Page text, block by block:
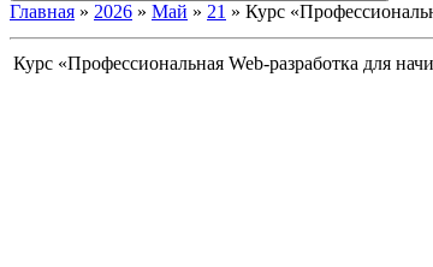
Главная » 2026 » Май » 21 » Курс
Курс «Профессиональная Web-разработка для